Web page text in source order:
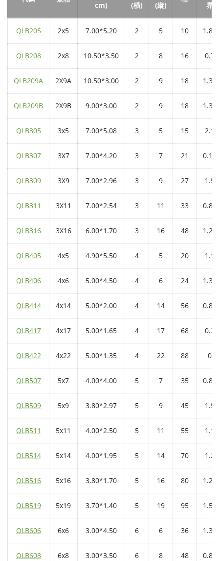
cm) (橫) (縱) 界
QLB205 2x5 7.00*5.20 2 5 10 1.85
QLB208 2x8 10.50*3.50 2 8 16 0.7
QLB209A 2X9A 10.50*3.00 2 9 18 1.35
QLB209B 2X9B 9.00*3.00 2 9 18 1.35
QLB305 3x5 7.00*5.08 3 5 15 2.1
QLB307 3X7 7.00*4.20 3 7 21 0.15
QLB309 3X9 7.00*2.96 3 9 27 1.5
QLB311 3X11 7.00*2.54 3 11 33 0.88
QLB316 3X16 6.00*1.70 3 16 48 1.25
QLB405 4x5 4.90*5.50 4 5 20 1.1
QLB406 4x6 5.00*4.50 4 6 24 1.35
QLB414 4x14 5.00*2.00 4 14 56 0.85
QLB417 4x17 5.00*1.65 4 17 68 0.3
QLB422 4x22 5.00*1.35 4 22 88 0
QLB507 5x7 4.00*4.00 5 7 35 0.85
QLB509 5x9 3.80*2.97 5 9 45 1.5
QLB511 5x11 4.00*2.50 5 11 55 1.1
QLB514 5x14 4.00*1.95 5 14 70 1.2
QLB516 5x16 3.80*1.70 5 16 80 1.25
QLB519 5x19 3.70*1.40 5 19 95 1.55
QLB606 6x6 3.00*4.50 6 6 36 1.35
QLB608 6x8 3.00*3.50 6 8 48 0.85